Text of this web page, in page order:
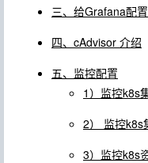
三、给Grafana配
四、cAdvisor 介绍
五、监控配置
1）监控k8s
2） 监控k8s
3）监控k8s